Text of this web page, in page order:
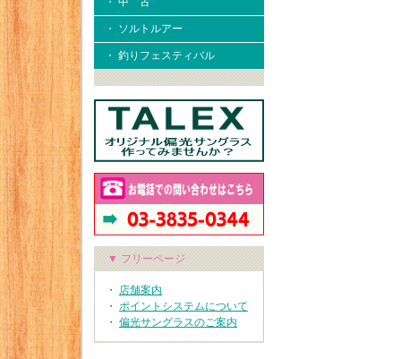
・ ソルトルアー
・ 釣りフェスティバル
▼ フリーページ
・ 店舗案内
・ ポイントシステムについて
・ 偏光サングラスのご案内